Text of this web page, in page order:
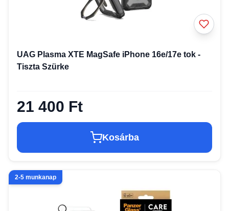
UAG Plasma XTE MagSafe iPhone 16e/17e tok -
Tiszta Szürke
21 400 Ft
Kosárba
2-5 munkanap